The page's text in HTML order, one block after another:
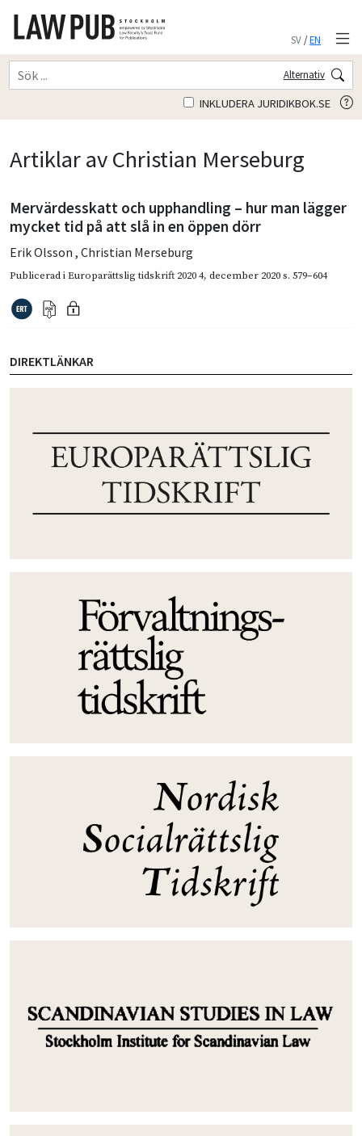
SV/EN
Alternativ
INKLUDERA JURIDIKBOK.SE
Artiklar av Christian Merseburg
Mervärdesskatt och upphandling – hur man lägger
mycket tid på att slå in en öppen dörr
Erik Olsson , Christian Merseburg
Publicerad iEuroparättslig tidskrift 2020 4, december 2020s. 579–604
DIREKTLÄNKAR